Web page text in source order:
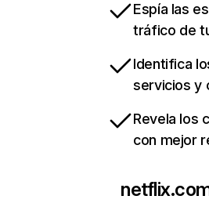
Espía las
tráfico de
Identifica
servicios y
Revela los
con mejor